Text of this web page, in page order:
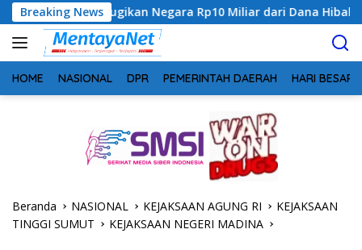
Langsung
ke
konten
Breaking News
Negara Rp10 Miliar dari Dana Hibah Rp40 Miliar
HOME NASIONAL DPR PEMERINTAH DAERAH HARI BESAR
Beranda NASIONAL KEJAKSAAN AGUNG RI
KEJAKSAAN
TINGGI SUMUT
KEJAKSAAN NEGERI MADINA